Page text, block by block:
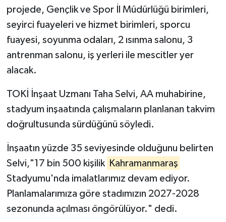
projede, Gençlik ve Spor İl Müdürlüğü birimleri,
seyirci fuayeleri ve hizmet birimleri, sporcu
fuayesi, soyunma odaları, 2 ısınma salonu, 3
antrenman salonu, iş yerleri ile mescitler yer
alacak.
TOKİ İnşaat Uzmanı Taha Selvi, AA muhabirine,
stadyum inşaatında çalışmaların planlanan takvim
doğrultusunda sürdüğünü söyledi.
İnşaatın yüzde 35 seviyesinde olduğunu belirten
Selvi,"17 bin 500 kişilik Kahramanmaraş
Stadyumu'nda imalatlarımız devam ediyor.
Planlamalarımıza göre stadımızın 2027-2028
sezonunda açılması öngörülüyor." dedi.